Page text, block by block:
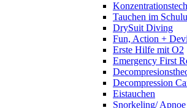
Tauchen im
DrySuit Diving
Fun, Action +
Erste Hilfe mit O2
Emergency First
Decompression
Eistauchen
Snorkeling/ Apnoe